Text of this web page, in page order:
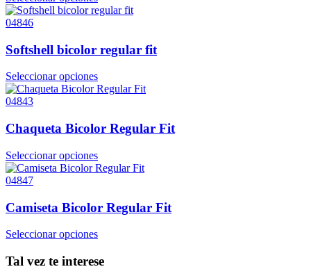
04846
Softshell bicolor regular fit
Seleccionar opciones
04843
Chaqueta Bicolor Regular Fit
Seleccionar opciones
04847
Camiseta Bicolor Regular Fit
Seleccionar opciones
Tal vez te interese